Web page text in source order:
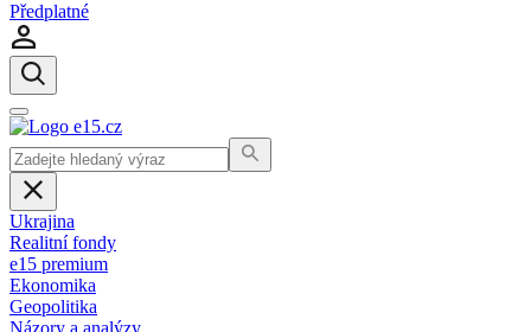
Předplatné
Ukrajina
Realitní fondy
e15 premium
Ekonomika
Geopolitika
Názory a analýzy